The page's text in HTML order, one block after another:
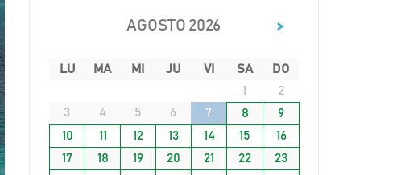
AGOSTO 2026 >
LU MA MI JU VI SA
DO
1
2
3
4 5 6 7 8
9
10
11 12 13 14 15
16
17
18 19 20 21 22
23